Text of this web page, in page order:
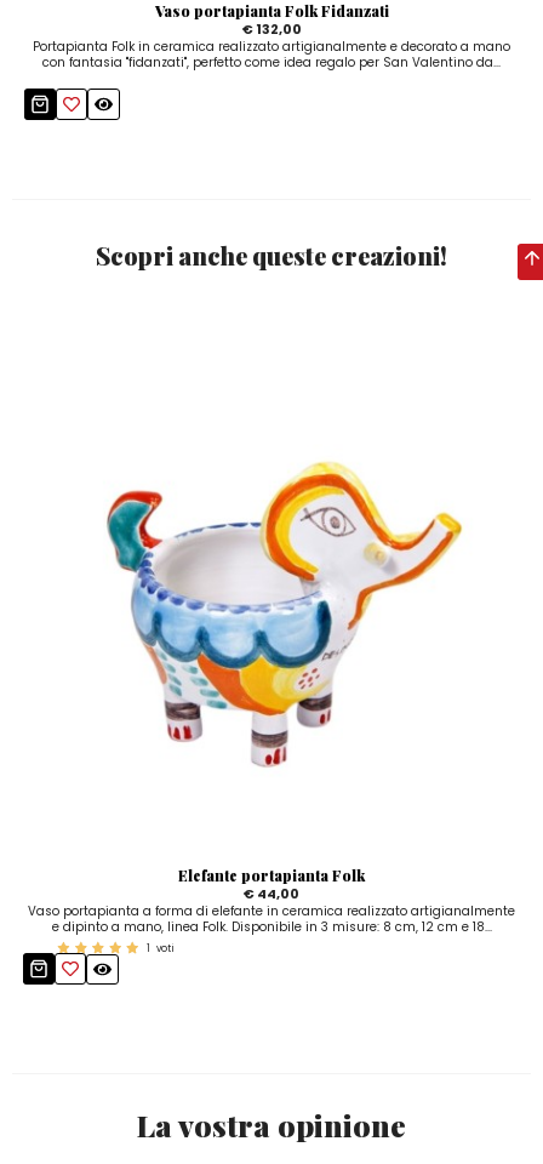
Vaso portapianta Folk Fidanzati
€ 132,00
Portapianta Folk in ceramica realizzato artigianalmente e decorato a mano
con fantasia "fidanzati", perfetto come idea regalo per San Valentino da...
Scopri anche queste creazioni!
Elefante portapianta Folk
€ 44,00
Vaso portapianta a forma di elefante in ceramica realizzato artigianalmente
e dipinto a mano, linea Folk. Disponibile in 3 misure: 8 cm, 12 cm e 18...
1 voti
La vostra opinione